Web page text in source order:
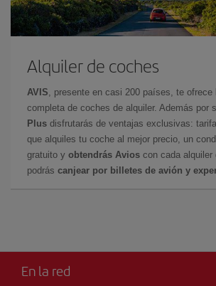
Alquiler de coches
AVIS , presente en casi 200 países, te ofrece
completa de coches de alquiler. Además por
Plus disfrutarás de ventajas exclusivas:
que alquiles tu coche al mejor precio, un
gratuito y obtendrás Avios con cada alquiler
podrás canjear por billetes de avión y
En la red